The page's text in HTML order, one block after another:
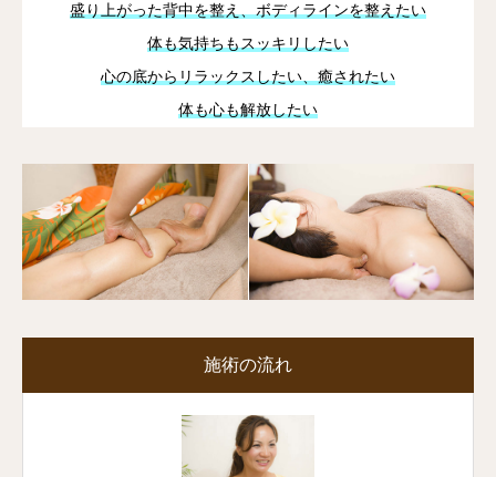
盛り上がった背中を整え、ボディラインを整えたい
体も気持ちもスッキリしたい
心の底からリラックスしたい、癒されたい
体も心も解放したい
施術の流れ